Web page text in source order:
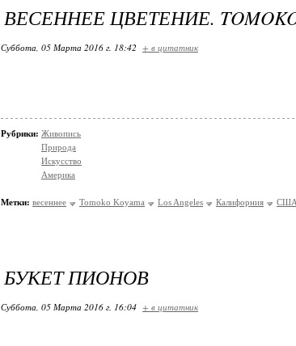
ВЕСЕННЕЕ ЦВЕТЕНИЕ. TOMOKO
Суббота, 05 Марта 2016 г. 18:42 + в цитатник
Рубрики: Живопись
Природа
Искусство
Америка
Метки: весеннее Tomoko Koyama Los Angeles Калифорния США
БУКЕТ ПИОНОВ
Суббота, 05 Марта 2016 г. 16:04 + в цитатник